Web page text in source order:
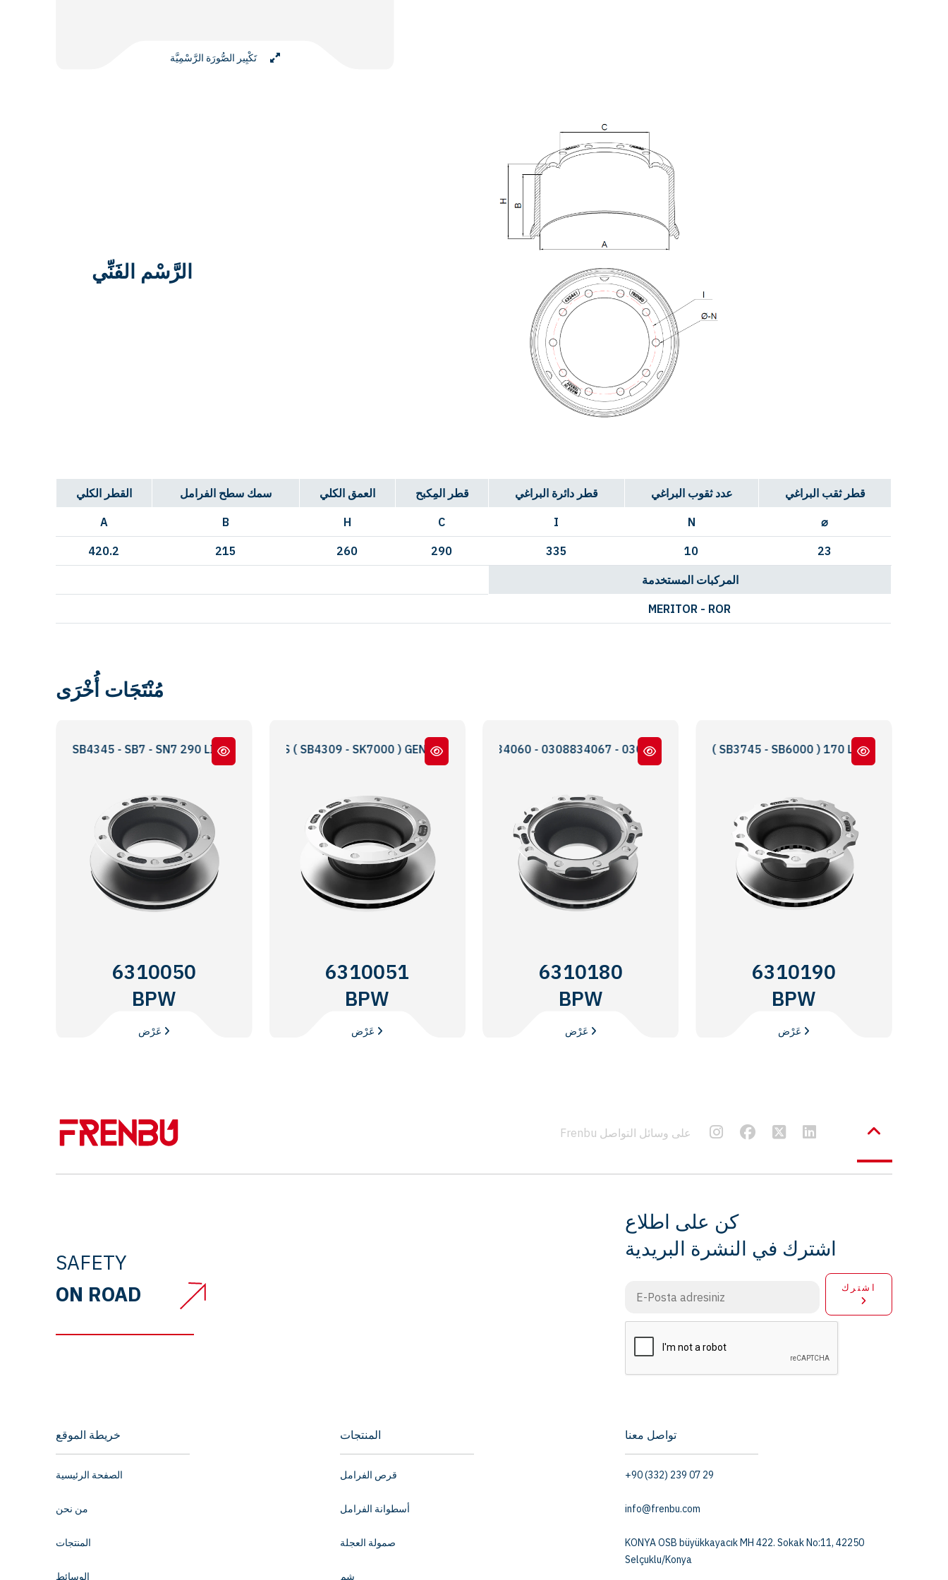
تَكْبِير الصُّورَة الرَّسْمِيَّة
الرَّسْم الفَنِّي
القطر الكلي سمك سطح الفرامل العمق الكلي قطر المِكبح قطر دائرة البراغي عدد ثقوب البراغي قطر ثقب البراغي
A B H C I N ⌀
420.2 215 260 290 335 10 23
المركبات المستخدمة
MERITOR - ROR
مُنْتَجَات أُخْرَى
SB4345 - SB7 - SN7 290 LIK DAR BOĞAZ
6310050
BPW
SKH SERİ - SKS SERIES ( SB4309 - SK7000 ) GENİŞ BOĞAZ YENİ MODEL
6310051
BPW
0308834020 - 0308834060 - 0308834067 - 0308834040 - 0308834047 - 0300224093 - MBR5061 - MBR5180
6310180
BPW
BPW KOGEL-SKH SERİ ( SB3745 - SB6000 ) 170 LİK DAR BOĞAZ - 170
6310190
BPW
Frenbu على وسائل التواصل
SAFETY
ON ROAD
كن على اطلاع
اشترك في النشرة البريدية
خريطة الموقع
الصفحة الرئيسية
من نحن
المنتجات
الوسائط
المنتجات
قرص الفرامل
أسطوانة الفرامل
صمولة العجلة
شِم
تواصل معنا
+90 (332) 239 07 29
info@frenbu.com
KONYA OSB büyükkayacık MH 422. Sokak No:11, 42250
Selçuklu/Konya